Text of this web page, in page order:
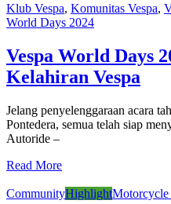
Klub Vespa, Komunitas Vespa,
World Days 2024
Vespa World Days
Kelahiran Vespa
Jelang penyelenggaraan acara
Pontedera, semua telah siap
Autoride –
Read More
CommunityHighlight